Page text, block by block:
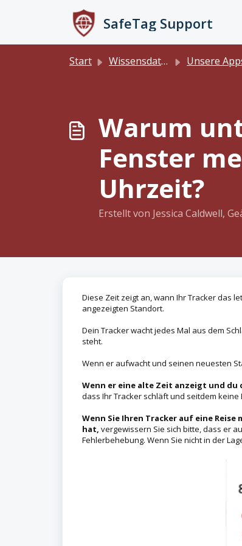
SafeTag Support
Start Wissensdatenbank Unsere
Warum
Fenster
Uhrzeit?
Erstellt von Jessica Caldwell,
Diese Zeit zeigt an, wann Ihr Tracker das
angezeigten Standort.
Dein Tracker wacht jedes Mal aus dem
steht.
Wenn er aufwacht und seinen neuesten
Wenn er eine alte Zeit anzeigt und
dass Ihr Tracker schläft und seitdem
Wenn Sie Ihren Tracker auf eine
hat, vergewissern Sie sich bitte, dass er
Fehlerbehebung. Wenn Sie nicht in der